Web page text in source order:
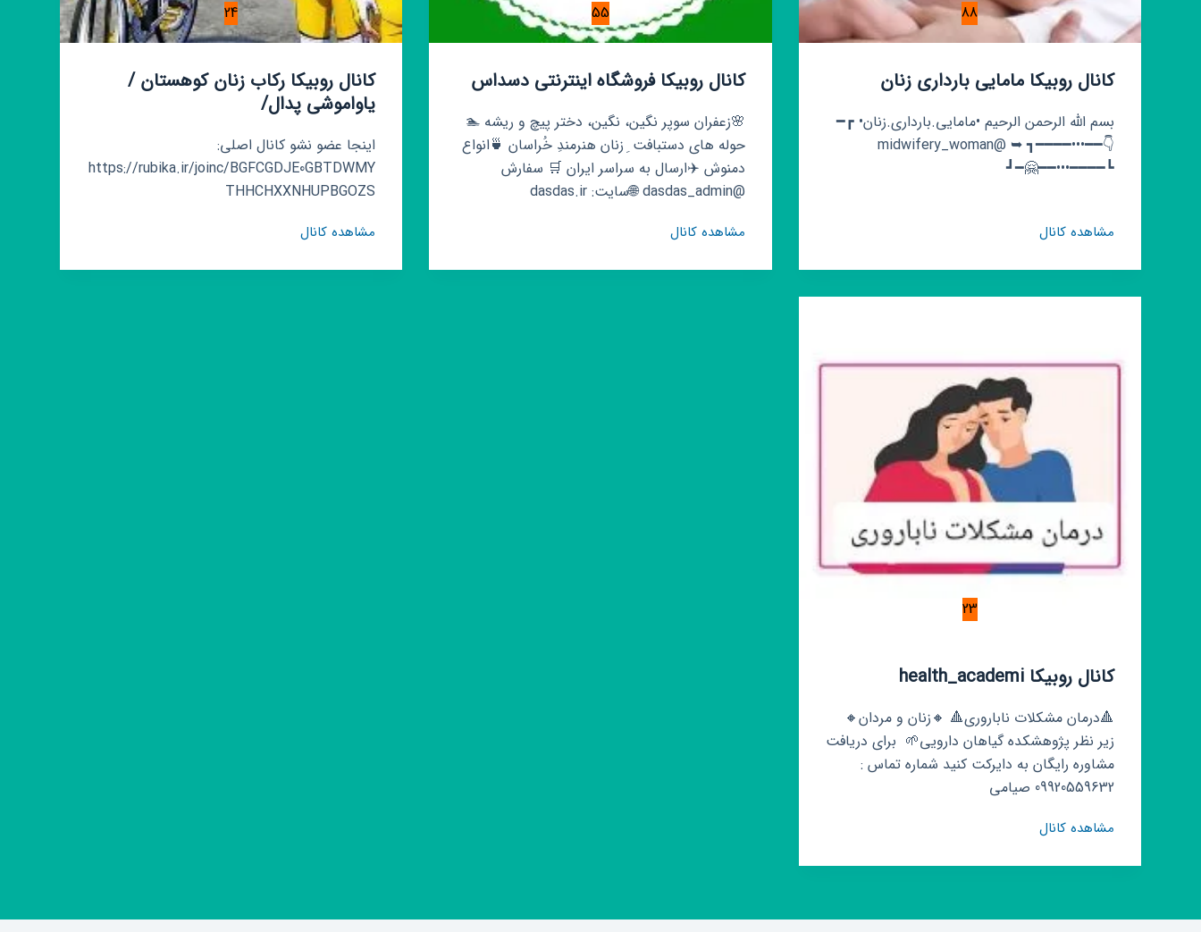
88
کانال روبیکا مامایی بارداری زنان
بسم الله الرحمن الرحیم •مامایی.بارداری.زنان• ┏━
👇━━•••━━━━┓ ➥ @midwifery_woman
┗━━━━•••━━🤗━┛
مشاهده کانالکانال
مامایی
بارداری
55
کانال روبیکا فروشگاه اینترنتی دسداس
🌸زعفران سوپر نگین، نگین، دختر پیچ و ریشه 🏊
حوله های دستبافت ِ زنان هنرمندِ خُراسان 🍵انواع
دمنوش ✈️ارسال به سراسر ایران 🛒 سفارش
@dasdas_admin 🌐سایت: dasdas.ir
مشاهده کانالکانال
فروشگاه
24
کانال روبیکا رکاب زنان کوهستان /
یاواموشی پدال/
اینجا عضو نشو کانال اصلی:
https://rubika.ir/joinc/BGFCGDJE0GBTDWMY
THHCHXXNHUPBGOZS
مشاهده کانالکانال
رکاب
23
کانال روبیکا health_academi
🔺درمان مشکلات ناباروری🔺 🔸زنان و مردان🔸
زیر نظر پژوهشکده گیاهان دارویی🌱 ‌ برای دریافت
مشاوره رایگان به دایرکت کنید شماره تماس :
09920559632 صیامی
مشاهده کانالکانال
health_academi